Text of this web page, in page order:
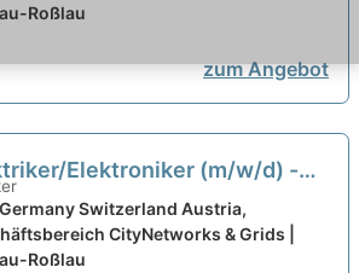
Roßlau
zum Angebot
Elektroniker (m/w/d) -
Quereinsteiger! neu
Germany Switzerland Austria,
CityNetworks & Grids |
Roßlau